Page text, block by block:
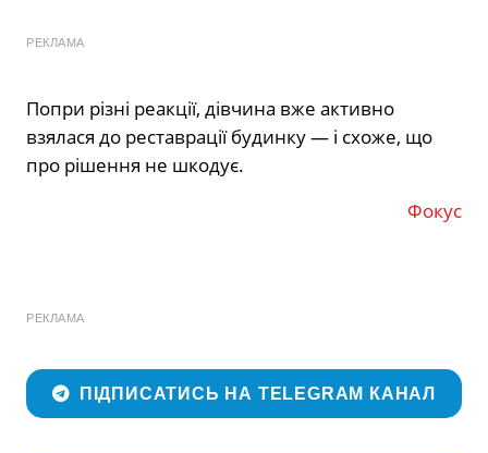
РЕКЛАМА
Попри різні реакції, дівчина вже активно
взялася до реставрації будинку — і схоже, що
про рішення не шкодує.
Фокус
РЕКЛАМА
ПІДПИСАТИСЬ НА TELEGRAM КАНАЛ